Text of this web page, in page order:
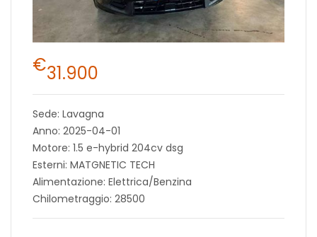
€31.900
Sede: Lavagna
Anno: 2025-04-01
Motore: 1.5 e-hybrid 204cv dsg
Esterni: MATGNETIC TECH
Alimentazione: Elettrica/Benzina
Chilometraggio: 28500